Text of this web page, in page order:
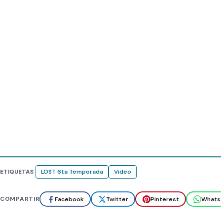
ETIQUETAS LOST 6ta Temporada Video
COMPARTIR Facebook Twitter Pinterest